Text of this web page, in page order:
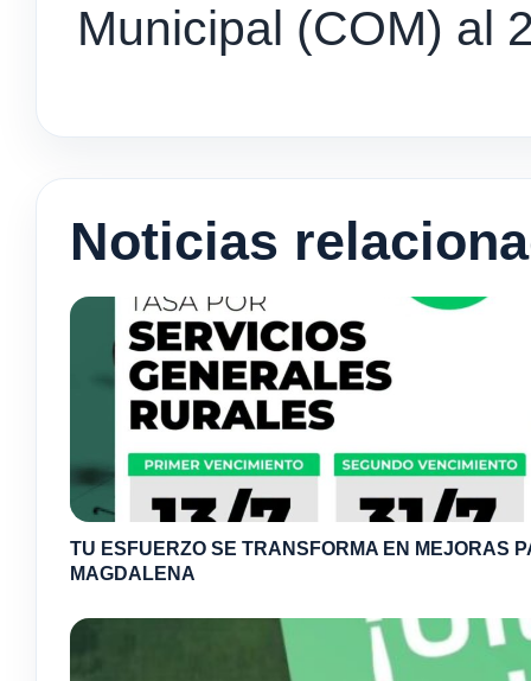
Municipal (COM) al
Noticias
TU ESFUERZO SE TRANSFORMA EN MEJORAS
MAGDALENA